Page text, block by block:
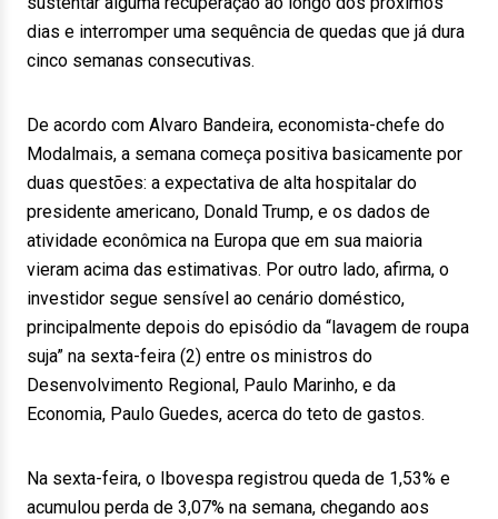
dias e interromper uma sequência de quedas que já dura
cinco semanas consecutivas.
De acordo com Alvaro Bandeira, economista-chefe do
Modalmais, a semana começa positiva basicamente por
duas questões: a expectativa de alta hospitalar do
presidente americano, Donald Trump, e os dados de
atividade econômica na Europa que em sua maioria
vieram acima das estimativas. Por outro lado, afirma, o
investidor segue sensível ao cenário doméstico,
principalmente depois do episódio da “lavagem de roupa
suja” na sexta-feira (2) entre os ministros do
Desenvolvimento Regional, Paulo Marinho, e da
Economia, Paulo Guedes, acerca do teto de gastos.
Na sexta-feira, o Ibovespa registrou queda de 1,53% e
acumulou perda de 3,07% na semana, chegando aos